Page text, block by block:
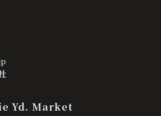
Yd. Market